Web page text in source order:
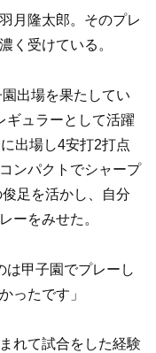
月隆太郎。そのプレ
く受けている。
出場を果たしてい
ギュラーとして活躍
出場し4安打2打点
ンパクトでシャープ
足を活かし、自分
ーをみせた。
は甲子園でプレーし
ったです」
れて試合をした経験